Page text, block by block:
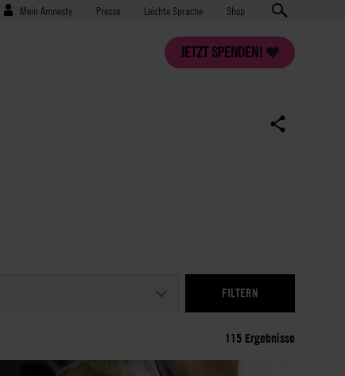
Benutzermenü
Mein Amnesty Presse
Presse Leichte Sprache Shop
JETZT SPENDEN!
115 Ergebnisse